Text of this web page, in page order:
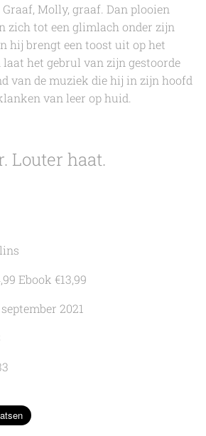
Molly, graaf. Dan plooien
zich tot een glimlach onder zijn
hij brengt een toost uit op het
het gebrul van zijn gestoorde
van de muziek die hij in zijn hoofd
van leer op huid.
Louter haat.
Ebook €13,99
2021